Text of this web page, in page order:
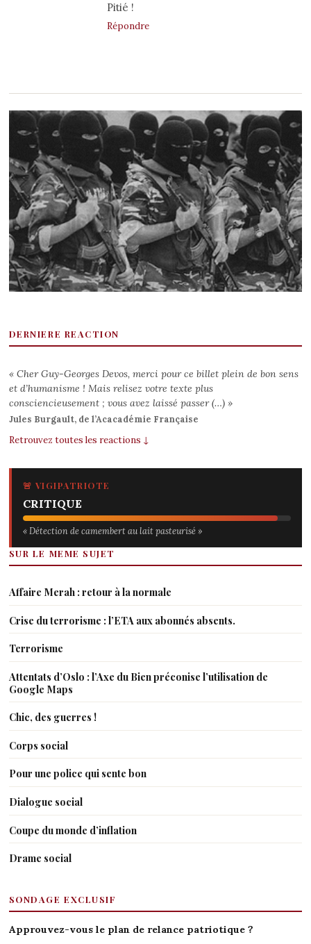
Pitié !
Répondre
DERNIERE REACTION
« Cher Guy-Georges Devos, merci pour ce billet plein de bon sens
et d’humanisme ! Mais relisez votre texte plus
consciencieusement ; vous avez laissé passer (…) »
Jules Burgault, de l’Acacadémie Française
Retrouvez toutes les reactions ↓
🚨 VIGIPATRIOTE
CRITIQUE
« Détection de camembert au lait pasteurisé »
SUR LE MEME SUJET
Affaire Merah : retour à la normale
Crise du terrorisme : l’ETA aux abonnés absents.
Terrorisme
Attentats d’Oslo : l’Axe du Bien préconise l’utilisation de
Google Maps
Chic, des guerres !
Corps social
Pour une police qui sente bon
Dialogue social
Coupe du monde d’inflation
Drame social
SONDAGE EXCLUSIF
Approuvez-vous le plan de relance patriotique ?